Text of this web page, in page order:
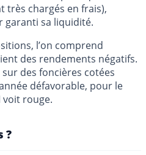
très chargés en frais),
garanti sa liquidité.
l’on comprend
des rendements négatifs.
des foncières cotées
défavorable, pour le
voit rouge.
?